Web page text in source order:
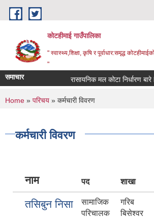
Skip to main content
कोटहीमाई गाउँपालिका
" स्वास्थ्य,शिक्षा, कृषि र पूर्वाधार:समृद्ध
"
समाचार रासायनिक मल कोटा निर्धारण बारे l
You are here
Home » परिचय » कर्मचारी विवरण
कर्मचारी विवरण
नाम पद शाखा
तसिबुन निसा
सामाजिक
परिचालक
गरिब
बिसेश्वर